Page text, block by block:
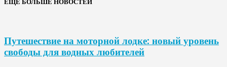
ЕЩЁ БОЛЬШЕ НОВОСТЕЙ
Путешествие на моторной лодке: новый уровень
свободы для водных любителей